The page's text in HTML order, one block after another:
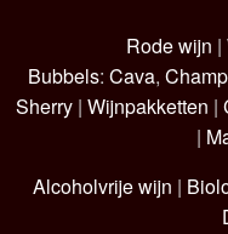
Rode wijn |
Bubbels: Cava,
Sherry | Wijnpakketten |
|
Alcoholvrije wijn |